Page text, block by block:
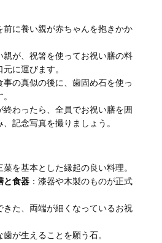
前に養い親が赤ちゃんを抱きかか
親が、祝箸を使ってお祝い膳の料
に運びます。
事の真似の後に、歯固め石を使っ
終わったら、全員でお祝い膳を囲
記念写真を撮りましょう。
菜を基本とした縁起の良い料理。
と食器 ：漆器や木製のものが正式
きた、両端が細くなっているお祝
歯が生えることを願う石。